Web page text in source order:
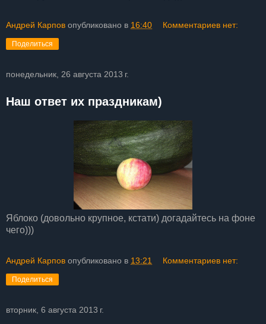
Андрей Карпов опубликовано в 16:40 Комментариев нет:
Поделиться
понедельник, 26 августа 2013 г.
Наш ответ их праздникам)
Яблоко (довольно крупное, кстати) догадайтесь на фоне
чего)))
Андрей Карпов опубликовано в 13:21 Комментариев нет:
Поделиться
вторник, 6 августа 2013 г.